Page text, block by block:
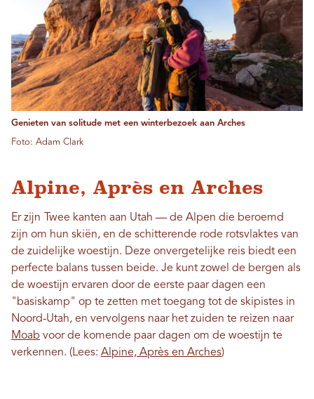
Genieten van solitude met een winterbezoek aan Arches
Foto: Adam Clark
Alpine, Après en Arches
Er zijn
Twee kanten aan Utah — de Alpen die beroemd
zijn om hun skiën, en de schitterende rode rotsvlaktes van
de zuidelijke woestijn. Deze onvergetelijke reis biedt een
perfecte balans tussen beide. Je kunt zowel de bergen als
de woestijn ervaren door de eerste paar dagen een
"basiskamp" op te zetten met toegang tot de skipistes in
Noord-Utah, en vervolgens naar het zuiden te reizen naar
Moab voor de komende paar dagen om de woestijn te
verkennen. (Lees: Alpine, Après en Arches)